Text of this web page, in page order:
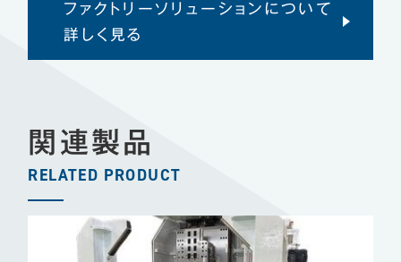
ファクトリーソリューションについて
詳しく見る
RELATED PRODUCT
関連製品